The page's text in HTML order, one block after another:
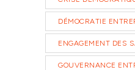
DÉMOCRATIE
ENGAGEMENT DES
GOUVERNANCE